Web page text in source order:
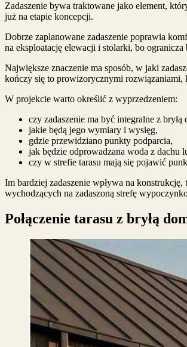
Zadaszenie bywa traktowane jako element,
już na etapie koncepcji.
Dobrze zaplanowane zadaszenie poprawia
na eksploatację elewacji i stolarki, bo
Największe znaczenie ma sposób, w jaki
kończy się to prowizorycznymi rozwiązaniami,
W projekcie warto określić z wyprzedzeniem:
czy zadaszenie ma być integralne z
jakie będą jego wymiary i wysięg,
gdzie przewidziano punkty podparcia,
jak będzie odprowadzana woda z dachu
czy w strefie tarasu mają się pojawić
Im bardziej zadaszenie wpływa na
wychodzących na zadaszoną strefę
Połączenie tarasu z bryłą